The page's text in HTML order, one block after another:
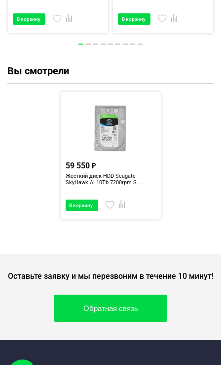
В корзину В корзину
Вы смотрели
59 550
Жесткий диск HDD Seagate
SkyHawk AI 10Tb 7200rpm S...
В корзину
Оставьте заявку и мы перезвоним в течение 10 минут!
Обратная связь